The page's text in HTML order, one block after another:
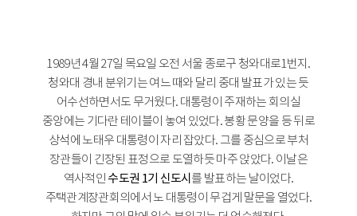
1989년 4월 27일 목요일 오전 서울 종로구 청와대로1번지.
청와대 경내 분위기는 여느 때와 달리 중대 발표가 있는 듯
어수선하면서도 무거웠다. 대통령이 주재하는 회의실
중앙에는 기다란 테이블이 놓여 있었다. 봉황 문양을 등 뒤로
상석에 노태우 대통령이 자리 잡았다. 그를 중심으로 부처
장관들이 긴장된 표정으로 도열하듯 마주 앉았다. 이날은
역사적인수도권 1기 신도시 를 발표하는 날이었다.
주택관계장관회의에서 노 대통령이 무겁게 말문을 열었다.